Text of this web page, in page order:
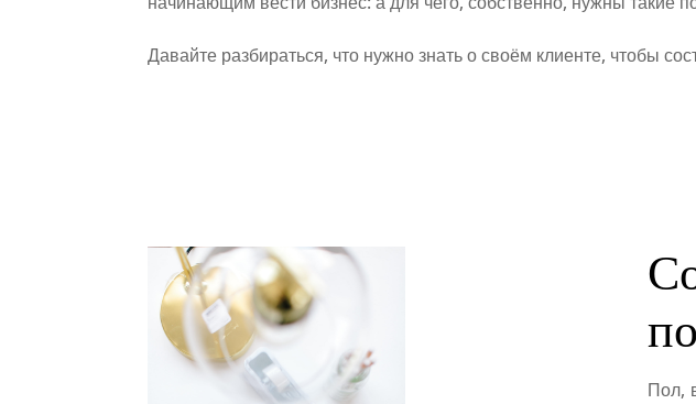
Давайте разбираться, что нужно знать о своём клиенте, чтобы
Пол,